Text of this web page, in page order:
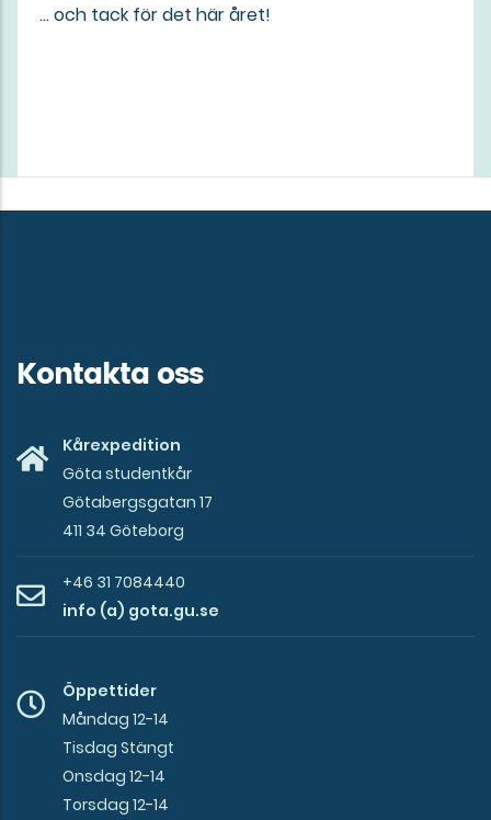
... och tack för det här året!
Kontakta oss
Kårexpedition
Göta studentkår
Götabergsgatan 17
411 34 Göteborg
+46 31 7084440
info (a) gota.gu.se
Öppettider
Måndag 12-14
Tisdag Stängt
Onsdag 12-14
Torsdag 12-14